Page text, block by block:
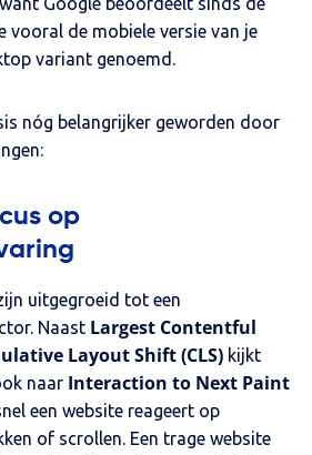
vooral de mobiele versie van je
variant genoemd.
nóg belangrijker geworden door
op
uitgegroeid tot een
Naast Largest Contentful
Layout Shift (CLS) kijkt
naar Interaction to Next Paint
een website reageert op
of scrollen. Een trage website